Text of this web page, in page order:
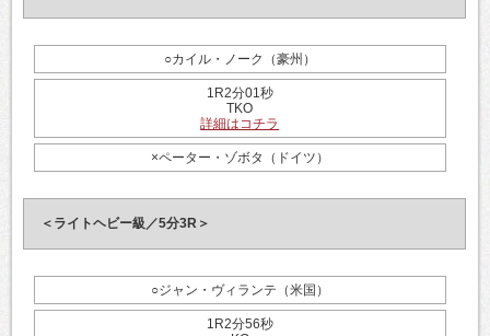
○カイル・ノーク（豪州）
1R2分01秒
TKO
詳細はコチラ
×ペーター・ゾボタ（ドイツ）
＜ライトヘビー級／5分3R＞
○ジャン・ヴィランテ（米国）
1R2分56秒